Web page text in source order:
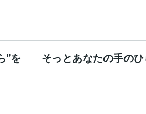
"を そっとあなたの手のひ